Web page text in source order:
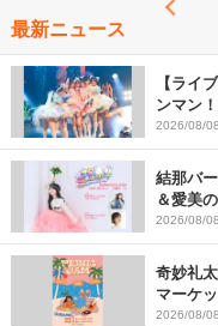
最新ニュース
【ライ
ンマン
＞
2026/08/
結那バ
＆愛美
2026/08/
奇妙礼
マーケ
早割チ
2026/08/